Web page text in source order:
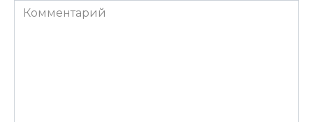
Комментарий